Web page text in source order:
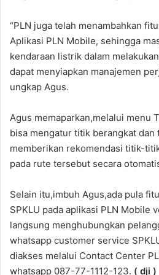
“PLN juga telah menambahkan
Aplikasi PLN Mobile, sehingga
kendaraan listrik dalam
dapat menyiapkan manajemen
ungkap Agus.
Agus memaparkan,melalui menu
bisa mengatur titik berangkat dan
memberikan rekomendasi titik-
pada rute tersebut secara
Selain itu,imbuh Agus,ada pula
SPKLU pada aplikasi PLN Mobile
langsung menghubungkan
whatsapp customer service
diakses melalui Contact Center
whatsapp 087-77-1112-123. ( dji )